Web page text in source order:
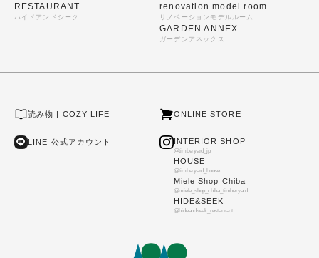
RESTAURANT
ハイドアンドシーク
renovation model room
リノベーションモデルルーム
GARDEN ANNEX
ガーデンアネックス
読み物 | COZY LIFE ONLINE STORE
LINE 公式アカウント INTERIOR SHOP
@timberyard_jp
HOUSE
@timberyard_house
Miele Shop Chiba
@miele_shop_chiba_timberyard
HIDE&SEEK
@hideandseek_restaurant